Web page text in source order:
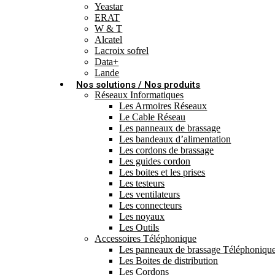
Yeastar
ERAT
W & T
Alcatel
Lacroix sofrel
Data+
Lande
Nos solutions / Nos produits
Réseaux Informatiques
Les Armoires Réseaux
Le Cable Réseau
Les panneaux de brassage
Les bandeaux d’alimentation
Les cordons de brassage
Les guides cordon
Les boites et les prises
Les testeurs
Les ventilateurs
Les connecteurs
Les noyaux
Les Outils
Accessoires Téléphonique
Les panneaux de brassage
Les Boites de distribution
Les Cordons